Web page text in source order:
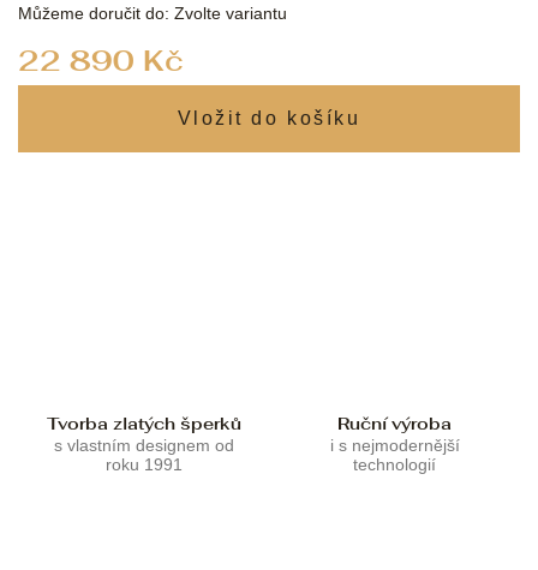
22 890 Kč
Můžeme doručit do: Zvolte variantu
Tvorba zlatých šperků
s vlastním designem od
roku 1991
Ruční výroba
i s nejmodernější
technologií